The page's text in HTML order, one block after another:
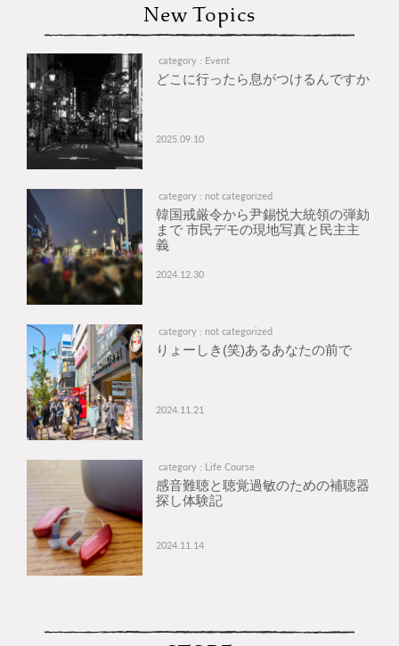
New Topics
category : Event
どこに行ったら息がつけるんですか
2025.09.10
category : not categorized
韓国戒厳令から尹錫悦大統領の弾劾
まで 市民デモの現地写真と民主主
義
2024.12.30
category : not categorized
りょーしき(笑)あるあなたの前で
2024.11.21
category : Life Course
感音難聴と聴覚過敏のための補聴器
探し体験記
2024.11.14